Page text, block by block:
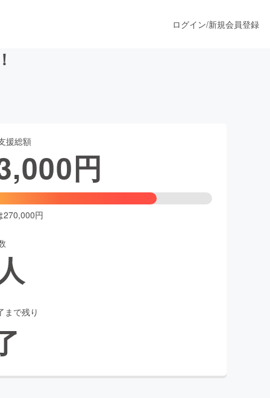
ファッション
ログイン/新規会員登録
援総額
円
270,000円
まで残り